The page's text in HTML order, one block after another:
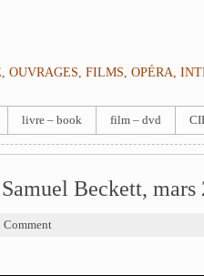
OUVRAGES, FILMS, OPÉRA,
livre – book film – dvd
Beckett, mars
Comment